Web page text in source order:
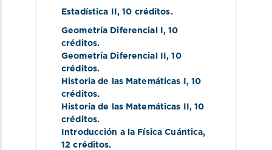
Estadística II , 10 créditos.
Geometría Diferencial I, 10
créditos.
Geometría Diferencial II, 10
créditos.
Historia de las Matemáticas I , 10
créditos.
Historia de las Matemáticas II , 10
créditos.
Introducción a la Física Cuántica,
12 créditos.